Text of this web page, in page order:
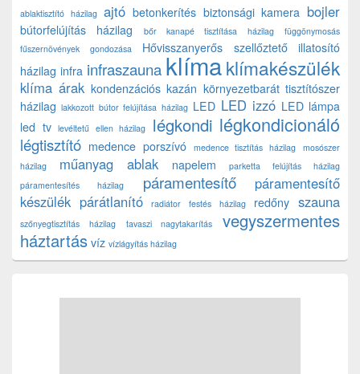
ablaktisztító házilag ajtó betonkerítés biztonsági kamera bojler
bútorfelújítás házilag bőr kanapé tisztítása házilag
függönymosás
fűszernövények gondozása
Hővisszanyerős szellőztető
illatosító
házilag infra infraszauna klímaklímakészülék
klíma árak kondenzációs kazán környezetbarát tisztítószer
házilag lakkozott bútor felújítása házilag LED LED izzó LED lámpa
led tv levéltetű ellen házilag légkondi légkondicionáló
légtisztító medence porszívó medence tisztítás házilag
mosószer
házilag
műanyag ablak napelem
parketta felújítás házilag
páramentesítés házilag
páramentesítő
páramentesítő
készülék párátlanító radiátor festés házilag redőny szauna
szőnyegtisztítás házilag tavaszi nagytakarítás
vegyszermentes
háztartás víz vízlágyítás házilag